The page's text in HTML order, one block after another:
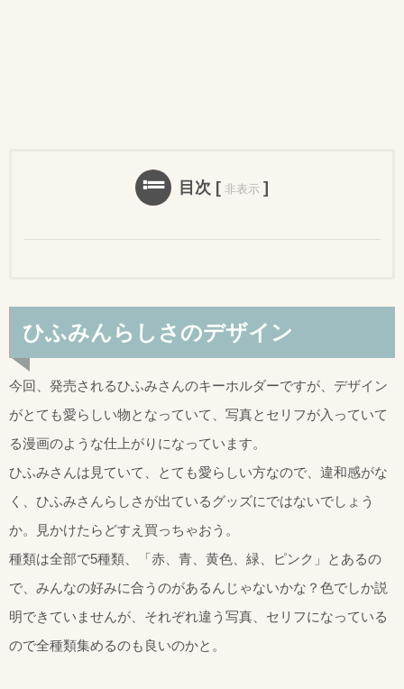
目次 [ 非表示 ]
ひふみんらしさのデザイン
今回、発売されるひふみさんのキーホルダーですが、デザイン
がとても愛らしい物となっていて、写真とセリフが入っていて
る漫画のような仕上がりになっています。
ひふみさんは見ていて、とても愛らしい方なので、違和感がな
く、ひふみさんらしさが出ているグッズにではないでしょう
か。見かけたらどすえ買っちゃおう。
種類は全部で5種類、「赤、青、黄色、緑、ピンク」とあるの
で、みんなの好みに合うのがあるんじゃないかな？色でしか説
明できていませんが、それぞれ違う写真、セリフになっている
ので全種類集めるのも良いのかと。